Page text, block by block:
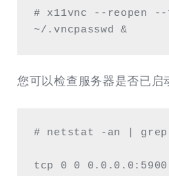
# x11vnc --reopen
~/.vncpasswd &
您可以检查服务器是否已启
# netstat -an | grep
tcp 0 0